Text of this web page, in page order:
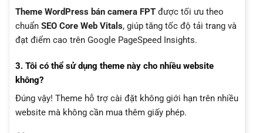
Theme WordPress bán camera FPT được tối ưu theo
chuẩn SEO Core Web Vitals, giúp tăng tốc độ tải trang và
đạt điểm cao trên Google PageSpeed Insights.
3. Tôi có thể sử dụng theme này cho nhiều website
không?
Đúng vậy! Theme hỗ trợ cài đặt không giới hạn trên nhiều
website mà không cần mua thêm giấy phép.